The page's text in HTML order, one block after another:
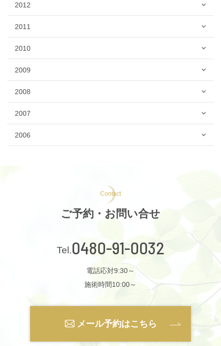
2012
2011
2010
2009
2008
2007
2006
Contact
ご予約・お問い合せ
0480-91-0032
電話応対9:30～
施術時間10:00～
メール予約はこちら